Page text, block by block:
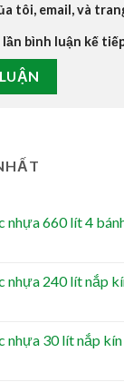
tôi, email, và
bình luận kế
nhựa 660 lít 4
nhựa 240 lít nắp
nhựa 30 lít nắp